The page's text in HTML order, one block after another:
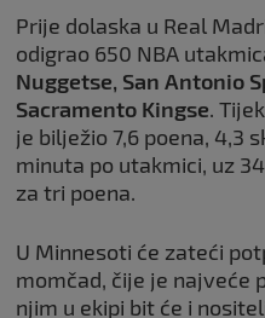
Prije dolaska u Real
odigrao 650 NBA
Nuggetse, San Antonio
Sacramento Kingse.
je bilježio 7,6 poena, 4,3
minuta po utakmici, uz
za tri poena.
U Minnesoti će zateći
momčad, čije je najveće
njim u ekipi bit će i